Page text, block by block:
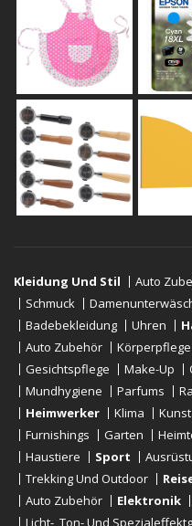
Kleidung Und Stil Auto
Schmuck
Badebekleidung
Uhren
Auto Zubehör
Gesichtspflege
Make-Up
Mundhygiene
Parfums
Heimwerker
Klima
Furnishings
Garten
Haustiere
Sport
Trekking Und Outdoor
Auto Zubehör
Elektronik
Licht-, Ton- Und